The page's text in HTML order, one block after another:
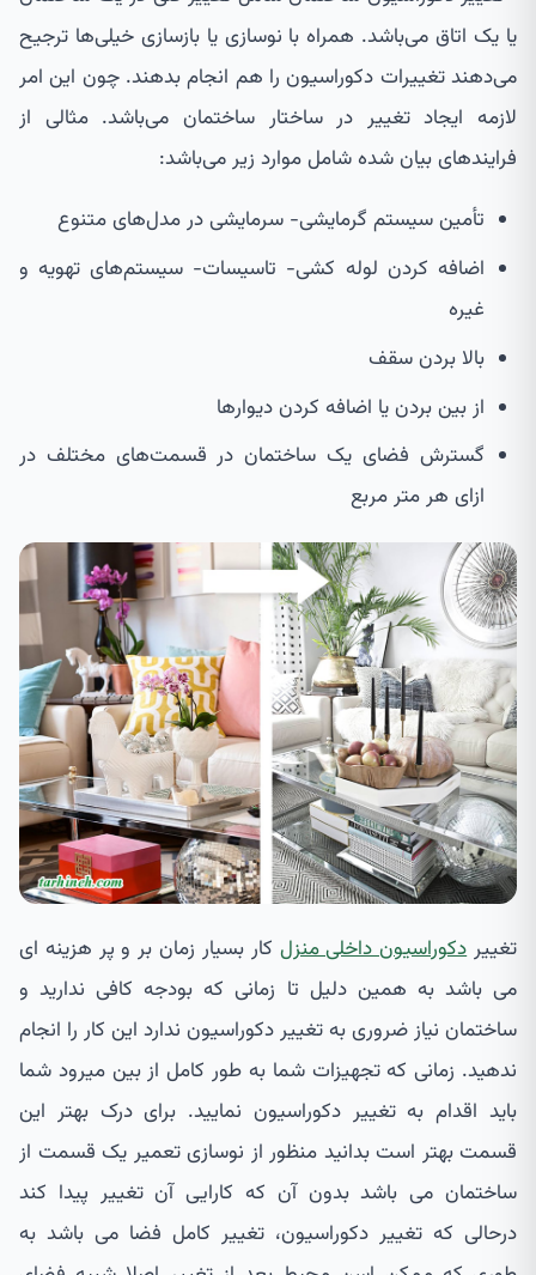
یا یک اتاق می‌باشد. همراه با نوسازی یا بازسازی خیلی‌ها ترجیح
می‌دهند تغییرات دکوراسیون را هم انجام بدهند. چون این امر
لازمه ایجاد تغییر در ساختار ساختمان می‌باشد. مثالی از
فرایندهای بیان شده شامل موارد زیر می‌باشد:
تأمین سیستم گرمایشی- سرمایشی در مدل‌های متنوع
اضافه کردن لوله کشی- تاسیسات- سیستم‌های تهویه و
غیره
بالا بردن سقف
از بین بردن یا اضافه کردن دیوارها
گسترش فضای یک ساختمان در قسمت‌های مختلف در
ازای هر متر مربع
تغییردکوراسیون داخلی منزل کار بسیار زمان بر و پر هزینه ای
می باشد به همین دلیل تا زمانی که بودجه کافی ندارید و
ساختمان نیاز ضروری به تغییر دکوراسیون ندارد این کار را انجام
ندهید. زمانی که تجهیزات شما به طور کامل از بین میرود شما
باید اقدام به تغییر دکوراسیون نمایید. برای درک بهتر این
قسمت بهتر است بدانید منظور از نوسازی تعمیر یک قسمت از
ساختمان می باشد بدون آن که کارایی آن تغییر پیدا کند
درحالی که تغییر دکوراسیون، تغییر کامل فضا می باشد به